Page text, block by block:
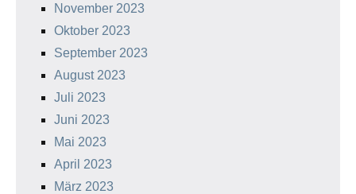
November 2023
Oktober 2023
September 2023
August 2023
Juli 2023
Juni 2023
Mai 2023
April 2023
März 2023